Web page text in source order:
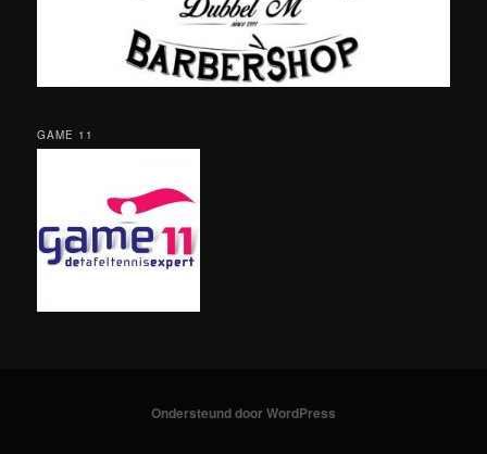
GAME 11
Ondersteund door WordPress